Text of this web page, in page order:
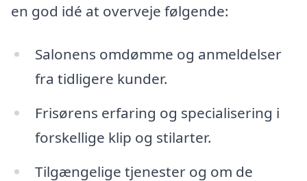
en god idé at overveje følgende:
Salonens omdømme og anmeldelser
fra tidligere kunder.
Frisørens erfaring og specialisering i
forskellige klip og stilarter.
Tilgængelige tjenester og om de